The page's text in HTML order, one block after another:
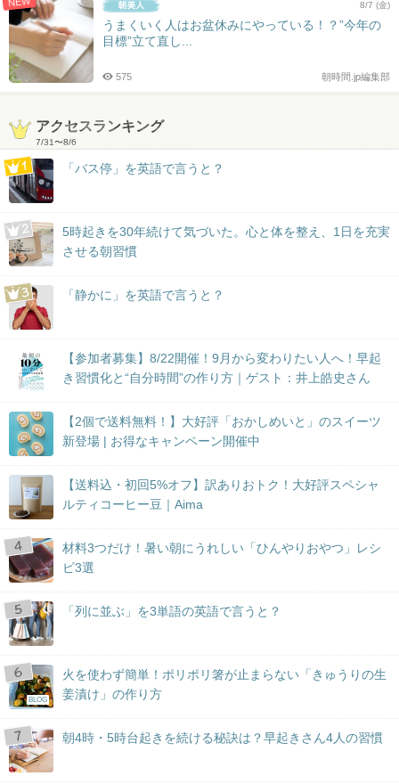
8/7 (金)
うまくいく人はお盆休みにやっている！？”今年の
目標”立て直し...
朝時間.jp編集部
575
アクセスランキング
7/31〜8/6
「バス停」を英語で言うと？
5時起きを30年続けて気づいた。心と体を整え、1日を充実
させる朝習慣
「静かに」を英語で言うと？
【参加者募集】8/22開催！9月から変わりたい人へ！早起
き習慣化と“自分時間”の作り方｜ゲスト：井上皓史さん
【2個で送料無料！】大好評「おかしめいと」のスイーツ
新登場 | お得なキャンペーン開催中
【送料込・初回5%オフ】訳ありおトク！大好評スペシャ
ルティコーヒー豆｜Aima
材料3つだけ！暑い朝にうれしい「ひんやりおやつ」レシ
ピ3選
「列に並ぶ」を3単語の英語で言うと？
BLOG
火を使わず簡単！ポリポリ箸が止まらない「きゅうりの生
姜漬け」の作り方
朝4時・5時台起きを続ける秘訣は？早起きさん4人の習慣